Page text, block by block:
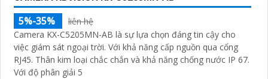
5%-35%
liên hệ
Camera KX-C5205MN-AB là sự lựa chọn đáng tin cậy cho
việc giám sát ngoại trời. Với khả năng cấp nguồn qua cổng
RJ45. Thân kim loại chắc chắn và khả năng chống nước IP 67.
Với độ phân giải 5